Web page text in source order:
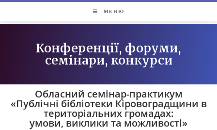
МЕНЮ
Конференції, форуми,
семінари, конкурси
Обласний семінар-практикум
«Публічні бібліотеки Кіровоградщини в
територіальних громадах:
умови, виклики та можливості»